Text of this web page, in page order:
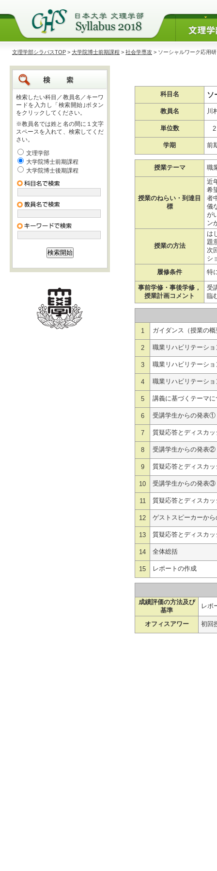
文理学部シラバスTOP > 大学院博士前期課程 > 社会学専攻 > ソーシャルワーク応用
検索したい科目／教員名／キーワ
ードを入力し「検索開始｣ボタン
をクリックしてください。
※教員名では姓と名の間に１文字
スペースを入れて、検索してくだ
さい。
文理学部
大学院博士前期課程
大学院博士後期課程
科目名 ソ
教員名 川
単位数 2
学期 前
授業テーマ 職
授業のねらい・到達目
標
近
希
者
儀
が
ン
授業の方法
は
題
次
シ
履修条件
特
事前学修・事後学修，
授業計画コメント
受
臨
1 ガイダンス（授業の
2 職業リハビリテーシ
3 職業リハビリテーシ
4 職業リハビリテーシ
5 講義に基づくテーマ
6 受講学生からの発表①
7 質疑応答とディスカッ
8 受講学生からの発表②
9 質疑応答とディスカッ
10 受講学生からの発表③
11 質疑応答とディスカッ
12 ゲストスピーカーか
13 質疑応答とディスカッ
14 全体総括
15 レポートの作成
成績評価の方法及び
基準
レポ
オフィスアワー 初回